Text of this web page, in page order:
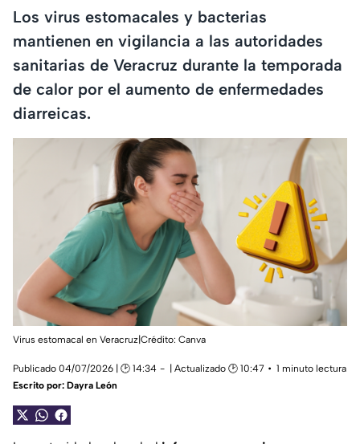
Los virus estomacales y bacterias
mantienen en vigilancia a las autoridades
sanitarias de Veracruz durante la temporada
de calor por el aumento de enfermedades
diarreicas.
Virus estomacal en Veracruz|Crédito: Canva
Publicado 04/07/2026 | 🕑 14:34 | Actualizado 🕑 10:47
1 minuto lectura
Escrito por: Dayra León